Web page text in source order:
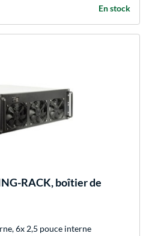
En stock
RACK, boîtier de
6x 2,5 pouce interne